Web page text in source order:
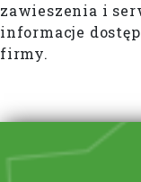
zawieszenia i
informacje
firmy.